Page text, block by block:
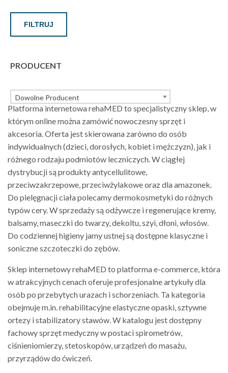
FILTRUJ
PRODUCENT
Dowolne Producent
Platforma internetowa rehaMED to specjalistyczny sklep, w
którym online można zamówić nowoczesny sprzęt i
akcesoria. Oferta jest skierowana zarówno do osób
indywidualnych (dzieci, dorosłych, kobiet i mężczyzn), jak i
różnego rodzaju podmiotów leczniczych. W ciągłej
dystrybucji są produkty antycellulitowe,
przeciwzakrzepowe, przeciwżylakowe oraz dla amazonek.
Do pielęgnacji ciała polecamy dermokosmetyki do różnych
typów cery. W sprzedaży są odżywcze i regenerujące kremy,
balsamy, maseczki do twarzy, dekoltu, szyi, dłoni, włosów.
Do codziennej higieny jamy ustnej są dostępne klasyczne i
soniczne szczoteczki do zębów.
Sklep internetowy rehaMED to platforma e-commerce, która
w atrakcyjnych cenach oferuje profesjonalne artykuły dla
osób po przebytych urazach i schorzeniach. Ta kategoria
obejmuje m.in. rehabilitacyjne elastyczne opaski, sztywne
ortezy i stabilizatory stawów. W katalogu jest dostępny
fachowy sprzęt medyczny w postaci spirometrów,
ciśnieniomierzy, stetoskopów, urządzeń do masażu,
przyrządów do ćwiczeń.